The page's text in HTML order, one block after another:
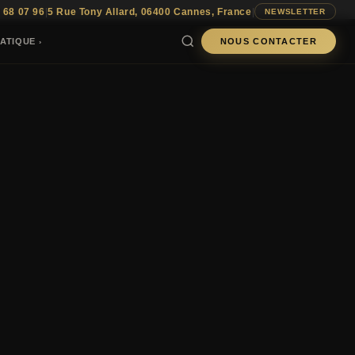
68 07 96|5 Rue Tony Allard, 06400 Cannes, France| NEWSLETTER
› NOUS CONTACTER